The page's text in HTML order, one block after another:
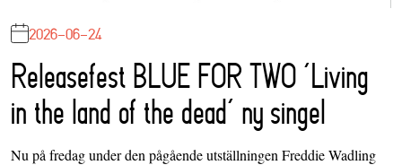
2026-06-24
Releasefest BLUE FOR TWO ‘Living
in the land of the dead’ ny singel
Nu på fredag under den pågående utställningen Freddie Wadling